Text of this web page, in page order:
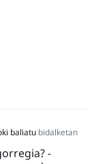
baliatu bidalketan
-